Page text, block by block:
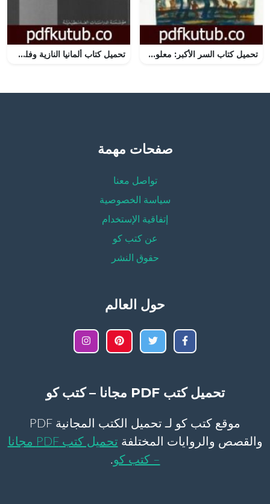
تحميل كتاب السر الأكبر: معلومات مذهلة عن خفايا الكون والأحداث PDF تأليف ديفيد فوغان آيك مجانا [كامل] تحميل كتاب ألمانيا النازية وفلسطين 1933-1945 PDF تأليف عبد الرحمن عبد الغني مجانا [كامل]
صفحات مهمة
تواصل معنا
سياسة الخصوصية
إتفاقية الإستخدام
عن كتب كو
حقوق النشر
حول العالم
تحميل كتب PDF مجانا – كتب كو
موقع كتب كو لـ تحميل الكتب المجانية PDF
والقصص والروايات المختلفة
تحميل كتب PDF مجانا
– كتب كو.